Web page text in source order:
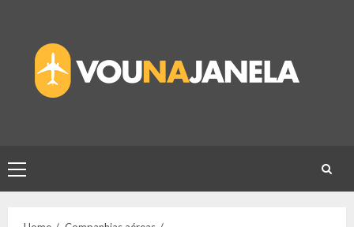
content
Primary
Menu